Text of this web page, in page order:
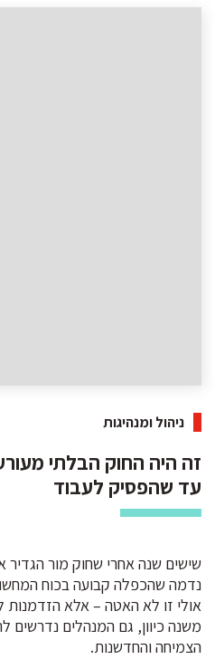
ניהול ומנהיגות
זה היה החוק הבלתי
עד שהפסיק לעבוד
שישים שנה אחרי שחוק מור
נדמה שהכפלה קבועה בכוח
אולי זו לא האטה – אלא הזדמנות
משנה כיוון, גם המנהלים
הצמיחה והחדשנות.